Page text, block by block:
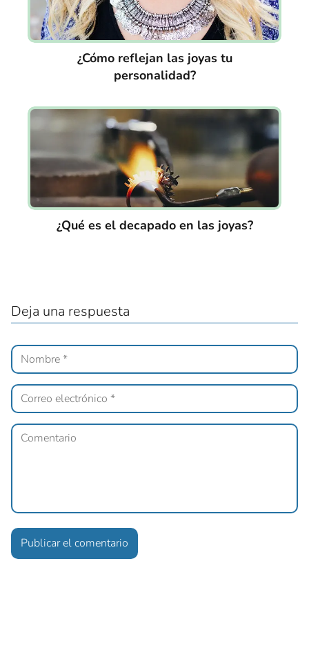
¿Cómo reflejan las joyas tu
personalidad?
¿Qué es el decapado en las joyas?
Deja una respuesta